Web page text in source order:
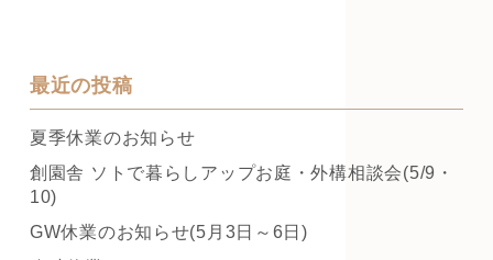
最近の投稿
夏季休業のお知らせ
創園舎 ソトで暮らしアップお庭・外構相談会(5/9・
10)
GW休業のお知らせ(5月3日～6日)